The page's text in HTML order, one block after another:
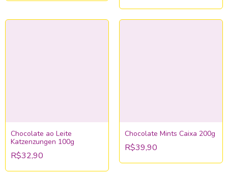
Chocolate ao Leite
Katzenzungen 100g
R$32,90
Chocolate Mints Caixa 200g
R$39,90